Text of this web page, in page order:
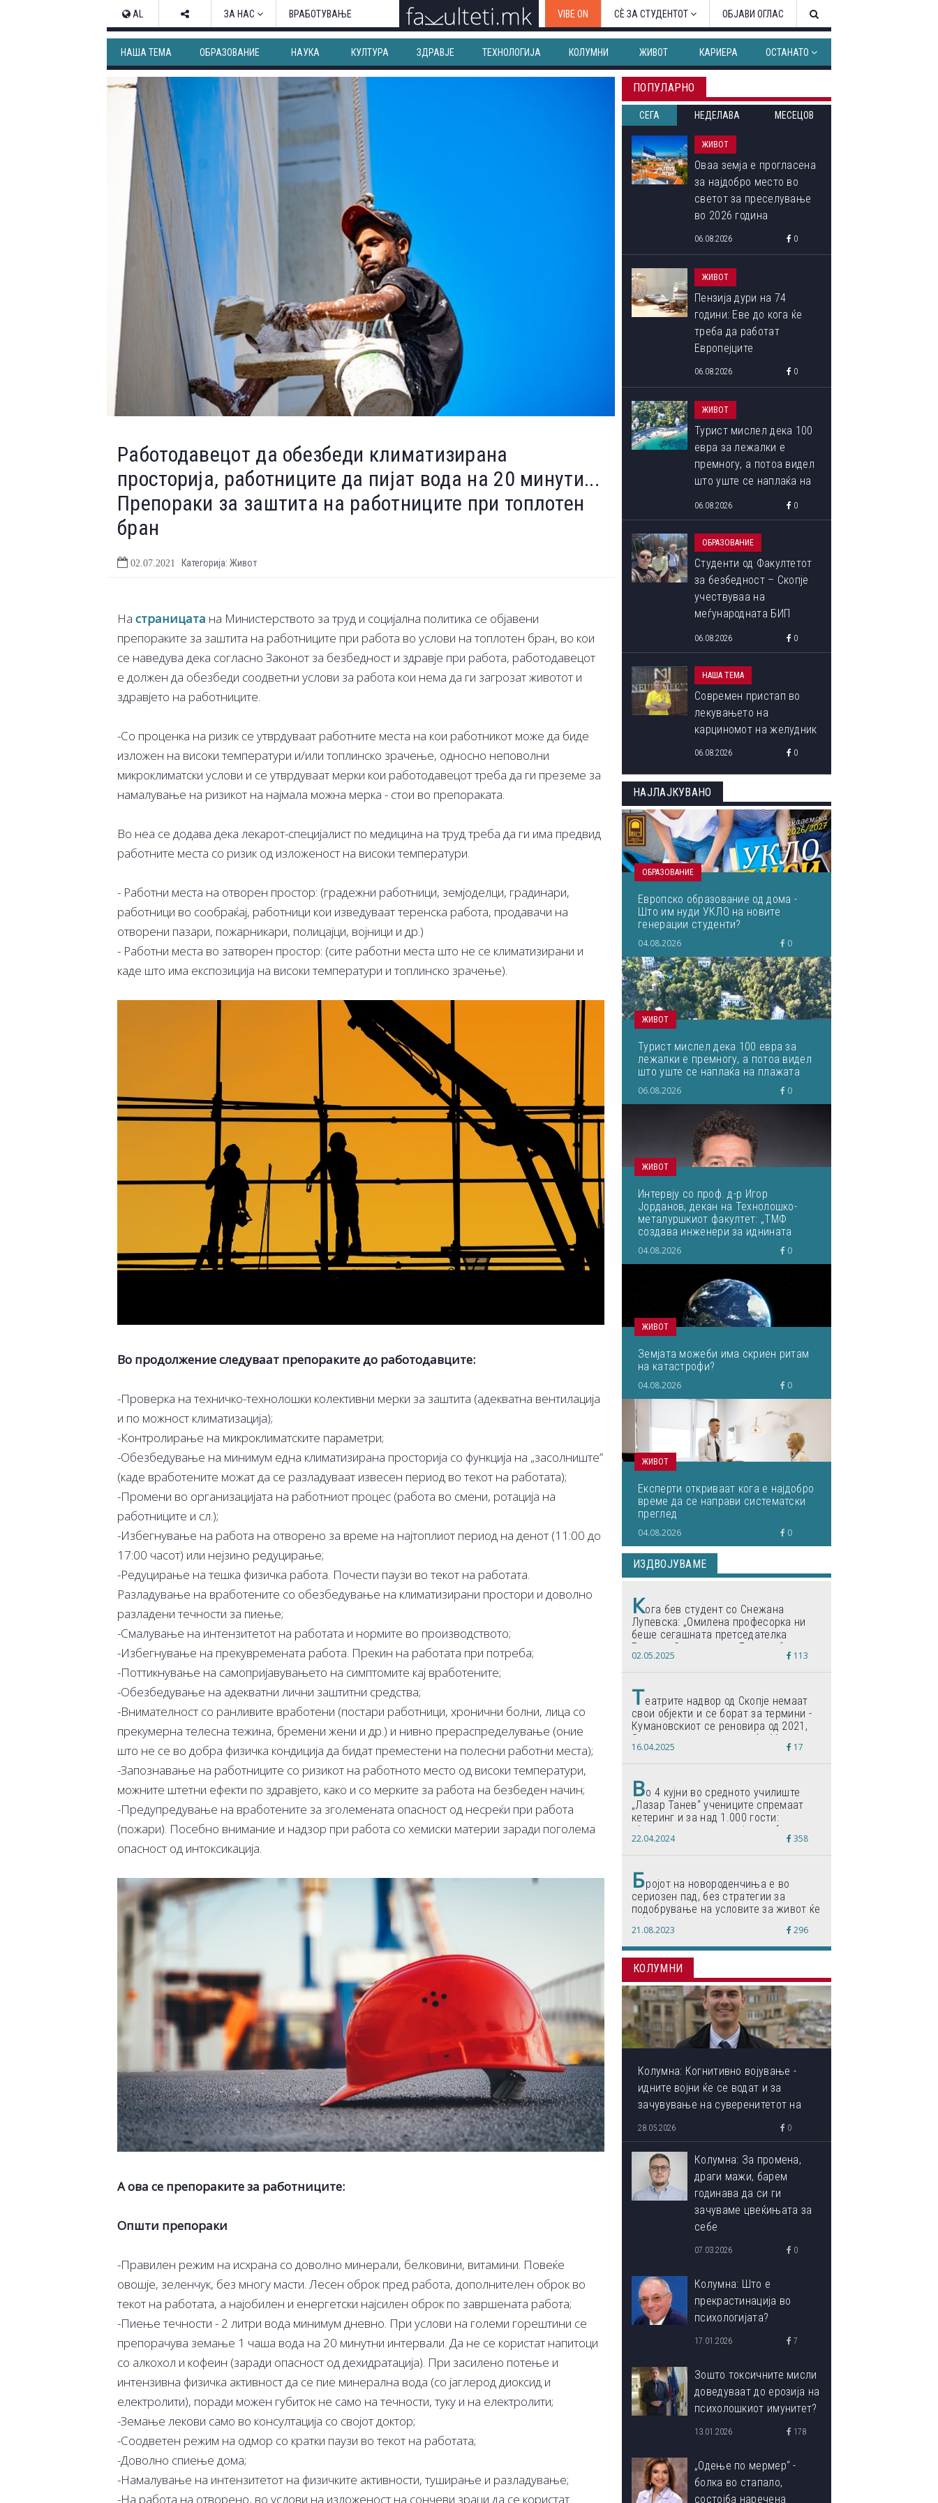
AL ЗА НАС ВРАБОТУВАЊЕ VIBE ON СЀ ЗА СТУДЕНТОТ ОБЈАВИ ОГЛАС
НАША ТЕМА ОБРАЗОВАНИЕ НАУКА КУЛТУРА ЗДРАВЈЕ ТЕХНОЛОГИЈА КОЛУМНИ ЖИВОТ КАРИЕРА ОСТАНАТО
Работодавецот да обезбеди климатизирана
просторија, работниците да пијат вода на 20 минути...
Препораки за заштита на работниците при топлотен
бран
02.07.2021 Категорија: Живот
На страницата на Министерството за труд и социјална политика се објавени
препораките за заштита на работниците при работа во услови на топлотен бран, во кои
се наведува дека согласно Законот за безбедност и здравје при работа, работодавецот
е должен да обезбеди соодветни услови за работа кои нема да ги загрозат животот и
здравјето на работниците.
-Со проценка на ризик се утврдуваат работните места на кои работникот може да биде
изложен на високи температури и/или топлинско зрачење, односно неповолни
микроклиматски услови и се утврдуваат мерки кои работодавецот треба да ги преземе за
намалување на ризикот на најмала можна мерка - стои во препораката.
Во неа се додава дека лекарот-специјалист по медицина на труд треба да ги има предвид
работните места со ризик од изложеност на високи температури.
- Работни места на отворен простор: (градежни работници, земјоделци, градинари,
работници во сообраќај, работници кои изведуваат теренска работа, продавачи на
отворени пазари, пожарникари, полицајци, војници и др.)
- Работни места во затворен простор: (сите работни места што не се климатизирани и
каде што има експозиција на високи температури и топлинско зрачење).
Во продолжение следуваат препораките до работодавците:
-Проверка на техничко-технолошки колективни мерки за заштита (адекватна вентилација
и по можност климатизација);
-Контролирање на микроклиматските параметри;
-Обезбедување на минимум една климатизирана просторија со функција на „засолниште”
(каде вработените можат да се разладуваат извесен период во текот на работата);
-Промени во организацијата на работниот процес (работа во смени, ротација на
работниците и сл.);
-Избегнување на работа на отворено за време на најтоплиот период на денот (11:00 до
17:00 часот) или нејзино редуцирање;
-Редуцирање на тешка физичка работа. Почести паузи во текот на работата.
Разладување на вработените со обезбедување на климатизирани простори и доволно
разладени течности за пиење;
-Смалување на интензитетот на работата и нормите во производството;
-Избегнување на прекувремената работа. Прекин на работата при потреба;
-Поттикнување на самопријавувањето на симптомите кај вработените;
-Обезбедување на адекватни лични заштитни средства;
-Внимателност со ранливите вработени (постари работници, хронични болни, лица со
прекумерна телесна тежина, бремени жени и др.) и нивно прераспределување (оние
што не се во добра физичка кондиција да бидат преместени на полесни работни места);
-Запознавање на работниците со ризикот на работното место од високи температури,
можните штетни ефекти по здравјето, како и со мерките за работа на безбеден начин;
-Предупредување на вработените за зголемената опасност од несреќи при работа
(пожари). Посебно внимание и надзор при работа со хемиски материи заради поголема
опасност од интоксикација.
А ова се препораките за работниците:
Општи препораки
-Правилен режим на исхрана со доволно минерали, белковини, витамини. Повеќе
овошје, зеленчук, без многу масти. Лесен оброк пред работа, дополнителен оброк во
текот на работата, а најобилен и енергетски најсилен оброк по завршената работа;
-Пиење течности - 2 литри вода минимум дневно. При услови на големи горештини се
препорачува земање 1 чаша вода на 20 минутни интервали. Да не се користат напитоци
со алкохол и кофеин (заради опасност од дехидратација). При засилено потење и
интензивна физичка активност да се пие минерална вода (со јаглерод диоксид и
електролити), поради можен губиток не само на течности, туку и на електролити;
-Земање лекови само во консултација со својот доктор;
-Соодветен режим на одмор со кратки паузи во текот на работата;
-Доволно спиење дома;
-Намалување на интензитетот на физичките активности, туширање и разладување;
-На работа на отворено, во услови на изложеност на сончеви зраци да се користат
ПОПУЛАРНО
СЕГА НЕДЕЛАВА МЕСЕЦОВ
ЖИВОТ
Оваа земја е прогласена
за најдобро место во
светот за преселување
во 2026 година
06.08.2026 0
ЖИВОТ
Пензија дури на 74
години: Еве до кога ќе
треба да работат
Европејците
06.08.2026 0
ЖИВОТ
Турист мислел дека 100
евра за лежалки е
премногу, а потоа видел
што уште се наплаќа на
06.08.2026 0
ОБРАЗОВАНИЕ
Студенти од Факултетот
за безбедност – Скопје
учествуваа на
меѓународната БИП
06.08.2026 0
НАША ТЕМА
Современ пристап во
лекувањето на
карциномот на желудник
06.08.2026 0
НАЈЛАЈКУВАНО
ОБРАЗОВАНИЕ
Европско образование од дома -
Што им нуди УКЛО на новите
генерации студенти?
04.08.2026 0
ЖИВОТ
Турист мислел дека 100 евра за
лежалки е премногу, а потоа видел
што уште се наплаќа на плажата
06.08.2026 0
ЖИВОТ
Интервју со проф. д-р Игор
Јорданов, декан на Технолошко-
металуршкиот факултет: „ТМФ
создава инженери за иднината
преку нов развоен циклус!“
04.08.2026 0
ЖИВОТ
Земјата можеби има скриен ритам
на катастрофи?
04.08.2026 0
ЖИВОТ
Експерти откриваат кога е најдобро
време да се направи систематски
преглед
04.08.2026 0
ИЗДВОЈУВАМЕ
Кога бев студент со Снежана
Лупевска: „Омилена професорка ни
беше сегашната претседателка
Гордана Сиљановска-Давкова“
02.05.2025 113
Театрите надвор од Скопје немаат
свои објекти и се борат за термини -
Кумановскиот се реновира од 2021,
Струмичкиот се гради веќе 11 години
16.04.2025 17
Во 4 кујни во средното училиште
„Лазар Танев“ учениците спремаат
кетеринг и за над 1.000 гости:
„Формиравме компанија и работиме
по светски стандарди“
22.04.2024 358
Бројот на новороденчиња е во
сериозен пад, без стратегии за
подобрување на условите за живот ќе
дојде до затворање на училишта,
предупредуваат експертите
21.08.2023 296
КОЛУМНИ
Колумна: Когнитивно војување -
идните војни ќе се водат и за
зачувување на суверенитетот на
сопствениот ум
28.05.2026 0
Колумна: За промена,
драги мажи, барем
годинава да си ги
зачуваме цвеќињата за
себе
07.03.2026 0
Колумна: Што е
прекрастинација во
психологијата?
17.01.2026 7
Зошто токсичните мисли
доведуваат до ерозија на
психолошкиот имунитет?
13.01.2026 178
„Одење по мермер“ -
болка во стапало,
состојба наречена